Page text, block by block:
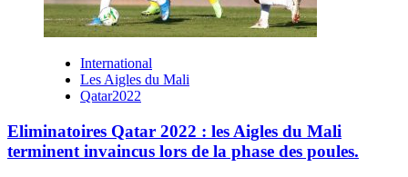
International
Les Aigles du Mali
Qatar2022
Eliminatoires Qatar 2022 : les Aigles du Mali
terminent invaincus lors de la phase des poules.